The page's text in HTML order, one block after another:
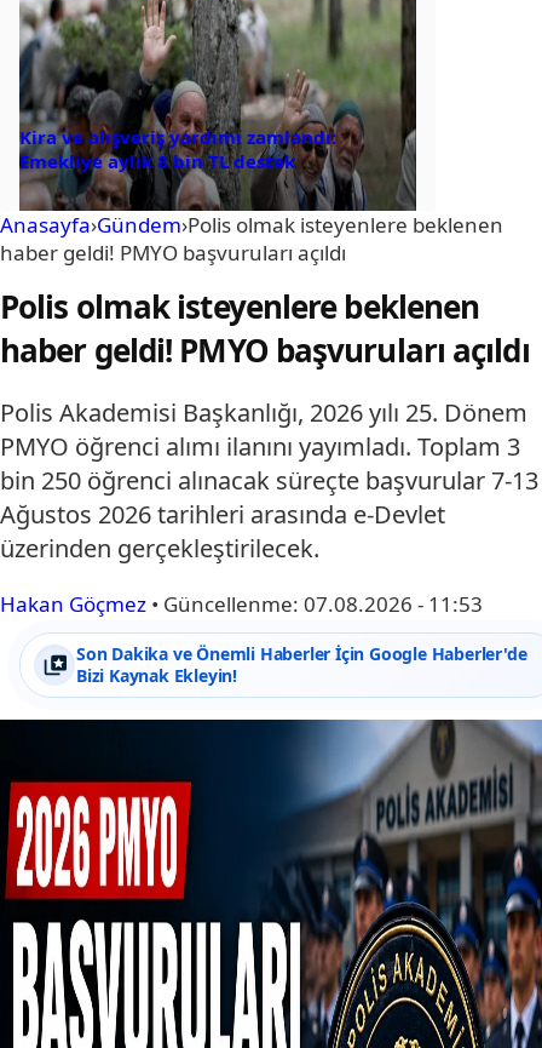
Kira ve alışveriş yardımı zamlandı:
Emekliye aylık 8 bin TL destek
Anasayfa›Gündem›Polis olmak isteyenlere beklenen
haber geldi! PMYO başvuruları açıldı
Polis olmak isteyenlere beklenen
haber geldi! PMYO başvuruları açıldı
Polis Akademisi Başkanlığı, 2026 yılı 25. Dönem
PMYO öğrenci alımı ilanını yayımladı. Toplam 3
bin 250 öğrenci alınacak süreçte başvurular 7-13
Ağustos 2026 tarihleri arasında e-Devlet
üzerinden gerçekleştirilecek.
Hakan Göçmez • Güncellenme: 07.08.2026 - 11:53
Son Dakika ve Önemli Haberler İçin Google Haberler'de
Bizi Kaynak Ekleyin!